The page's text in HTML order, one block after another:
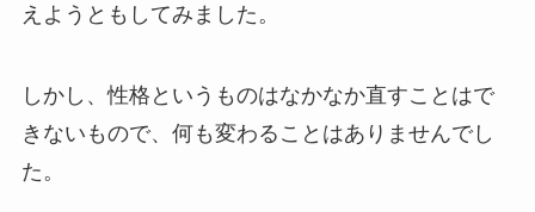
えようともしてみました。
しかし、性格というものはなかなか直すことはで
きないもので、何も変わることはありませんでし
た。